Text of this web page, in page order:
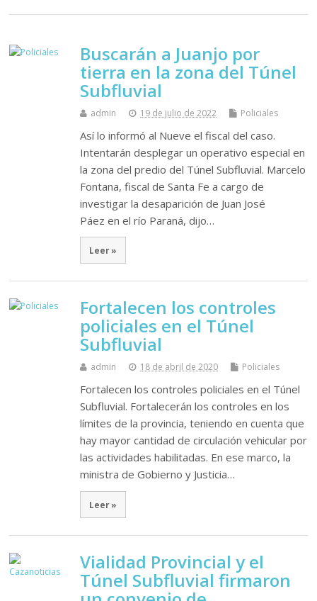
Buscarán a Juanjo por
tierra en la zona del Túnel
Subfluvial
admin 19 de julio de 2022 Policiales
Así lo informó al Nueve el fiscal del caso.
Intentarán desplegar un operativo especial en
la zona del predio del Túnel Subfluvial. Marcelo
Fontana, fiscal de Santa Fe a cargo de
investigar la desaparición de Juan José
Páez en el río Paraná, dijo…
Leer »
Fortalecen los controles
policiales en el Túnel
Subfluvial
admin 18 de abril de 2020 Policiales
Fortalecen los controles policiales en el Túnel
Subfluvial. Fortalecerán los controles en los
límites de la provincia, teniendo en cuenta que
hay mayor cantidad de circulación vehicular por
las actividades habilitadas. En ese marco, la
ministra de Gobierno y Justicia…
Leer »
Vialidad Provincial y el
Túnel Subfluvial firmaron